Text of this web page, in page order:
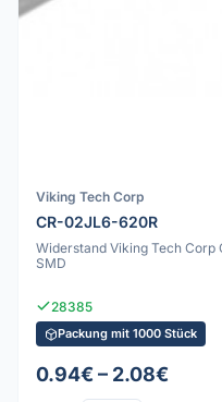
Viking Tech Corp
CR-02JL6-620R
Widerstand Viking Tech
SMD
28385
Packung mit 1000 Stück
0.94€ – 2.08€